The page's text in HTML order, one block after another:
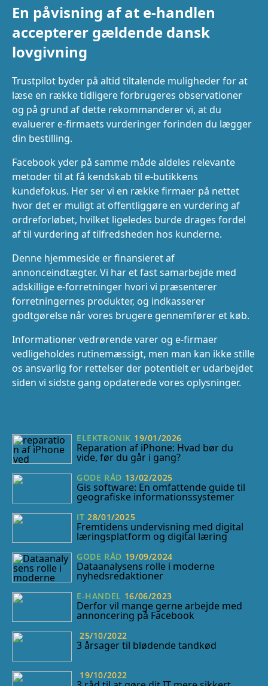
En påvisning af at e-handlen
accepterer gældende dansk
lovgivning
Trustpilot byder på altid tiltalende muligheder for at
læse en række tidligere forbrugeres observationer
og på grund af dette rekommanderer vi, at du
evaluerer e-firmaets vurderinger forinden du lægger
din bestilling.
Facebook yder på samme måde aldeles relevante
metoder til at få kendskab til e-butikkens
kundefokus. Her ser vi en række firmaer på nettet
hvor det er muligt at offentliggøre en vurdering af
ordreforløbet, hvilket ligeledes burde drages fordel
af til vurdering af tilfredsheden hos kunderne.
Denne hjemmeside er finansieret af
annonceindtægter. Vi har et fast samarbejde med
adskillige e-forretninger hvori vi præsenterer
forretningernes produkter, og indkasserer
godtgørelse når vores brugere gennemfører et køb.
Informationer vedrørende varer og e-firmaer
vedligeholdes rutinemæssigt, men man kan ikke stille
os ansvarlig for rettelser der potentielt er udarbejdet
siden vi sidste gang opdaterede vores oplysninger.
ELEKTRONIK 19/01/2026
Reparation af iPhone: Hvad bør du
vide, før du går i gang?
GODE RÅD 13/02/2025
Gis software: En omfattende guide til
geografiske informationssystemer
IT 28/01/2025
Fremtidens undervisning med digital
læringsplatform og digital læring
GODE RÅD 19/09/2024
Dataanalysens rolle i moderne
nyhedsredaktioner
E-HANDEL 16/06/2023
Derfor vil mange gerne arbejde med
annoncering på Facebook
25/10/2022
3 årsager til blødende tandkød
19/10/2022